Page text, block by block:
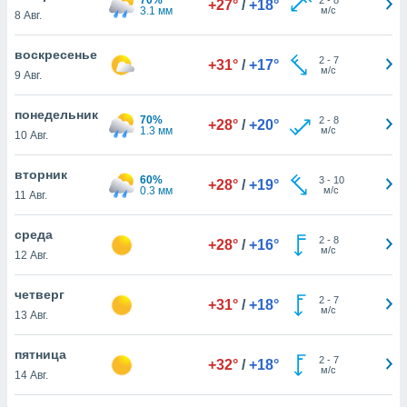
действия
рекламу
нашей
cookie
cookie
в
нашего
8 Авг.
3.1 мм
+27° / +18°
м/с
воскресенье
9 Авг.
+31° / +17° 2- 7
м/с
понедельник
10 Авг.
70%
1.3 мм
+28° / +20° 2- 8
м/с
вторник
11 Авг.
60%
0.3 мм
+28° / +19° 3- 10
м/с
среда
12 Авг.
+28° / +16° 2- 8
м/с
четверг
13 Авг.
+31° / +18° 2- 7
м/с
пятница
14 Авг.
+32° / +18° 2- 7
м/с